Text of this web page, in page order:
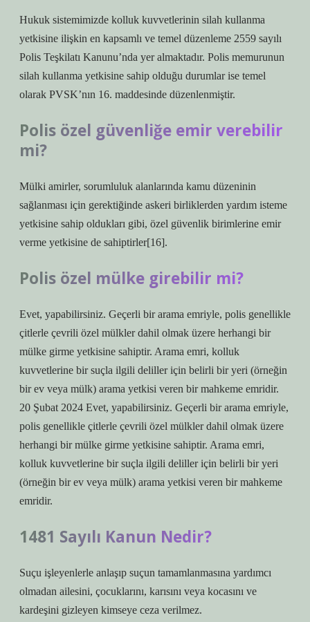
Hukuk sistemimizde kolluk kuvvetlerinin silah kullanma
yetkisine ilişkin en kapsamlı ve temel düzenleme 2559 sayılı
Polis Teşkilatı Kanunu’nda yer almaktadır. Polis memurunun
silah kullanma yetkisine sahip olduğu durumlar ise temel
olarak PVSK’nın 16. maddesinde düzenlenmiştir.
Polis özel güvenliğe emir verebilir
mi?
Mülki amirler, sorumluluk alanlarında kamu düzeninin
sağlanması için gerektiğinde askeri birliklerden yardım isteme
yetkisine sahip oldukları gibi, özel güvenlik birimlerine emir
verme yetkisine de sahiptirler[16].
Polis özel mülke girebilir mi?
Evet, yapabilirsiniz. Geçerli bir arama emriyle, polis genellikle
çitlerle çevrili özel mülkler dahil olmak üzere herhangi bir
mülke girme yetkisine sahiptir. Arama emri, kolluk
kuvvetlerine bir suçla ilgili deliller için belirli bir yeri (örneğin
bir ev veya mülk) arama yetkisi veren bir mahkeme emridir.
20 Şubat 2024 Evet, yapabilirsiniz. Geçerli bir arama emriyle,
polis genellikle çitlerle çevrili özel mülkler dahil olmak üzere
herhangi bir mülke girme yetkisine sahiptir. Arama emri,
kolluk kuvvetlerine bir suçla ilgili deliller için belirli bir yeri
(örneğin bir ev veya mülk) arama yetkisi veren bir mahkeme
emridir.
1481 Sayılı Kanun Nedir?
Suçu işleyenlerle anlaşıp suçun tamamlanmasına yardımcı
olmadan ailesini, çocuklarını, karısını veya kocasını ve
kardeşini gizleyen kimseye ceza verilmez.